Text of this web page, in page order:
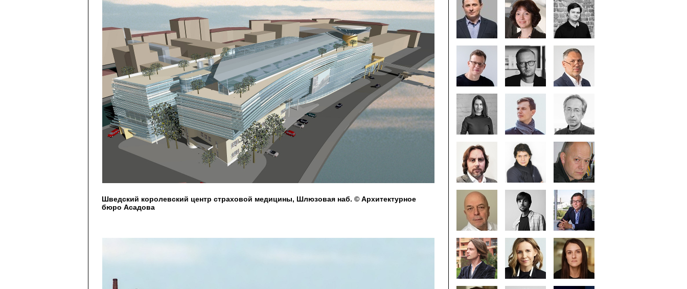
Шведский королевский центр страховой медицины, Шлюзовая наб. © Архитектурное
бюро Асадова